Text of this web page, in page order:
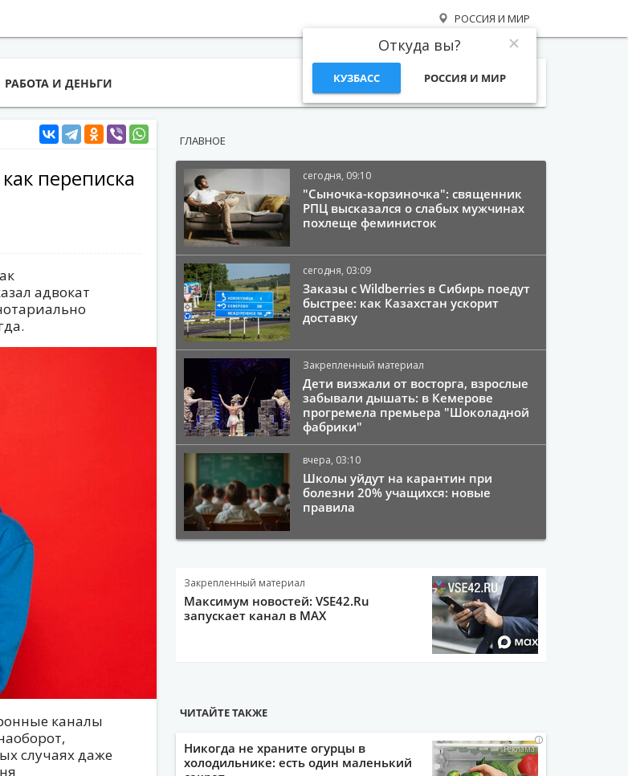
РОССИЯ И МИР
Откуда вы?
КУЗБАСС РОССИЯ И МИР
РАБОТА И ДЕНЬГИ
переписка
адвокат
каналы
случаях даже
ГЛАВНОЕ
сегодня, 09:10
"Сыночка-корзиночка": священник
РПЦ высказался о слабых мужчинах
похлеще феминисток
сегодня, 03:09
Заказы с Wildberries в Сибирь поедут
быстрее: как Казахстан ускорит
доставку
Закрепленный материал
Дети визжали от восторга, взрослые
забывали дышать: в Кемерове
прогремела премьера "Шоколадной
фабрики"
вчера, 03:10
Школы уйдут на карантин при
болезни 20% учащихся: новые
правила
Закрепленный материал
Максимум новостей: VSE42.Ru
запускает канал в MAX
ЧИТАЙТЕ ТАКЖЕ
i
Никогда не храните огурцы в
холодильнике: есть один маленький
iii